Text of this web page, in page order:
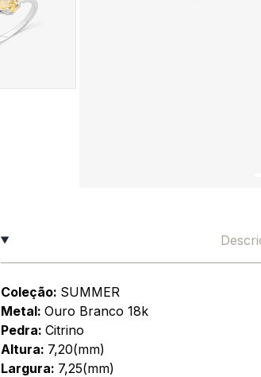
Coleção: SUMMER
Metal: Ouro Branco 18k
Pedra: Citrino
Altura: 7,20(mm)
Largura: 7,25(mm)